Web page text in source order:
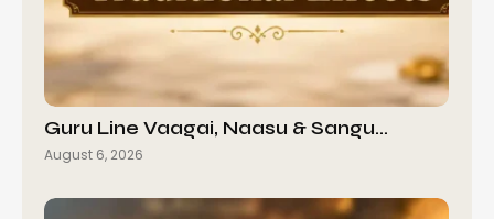
Guru Line Vaagai, Naasu & Sangu…
August 6, 2026